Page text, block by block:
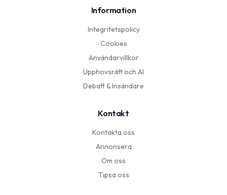
Information
Integritetspolicy
Cookies
Användarvillkor
Upphovsrätt och AI
Debatt & Insändare
Kontakt
Kontakta oss
Annonsera
Om oss
Tipsa oss